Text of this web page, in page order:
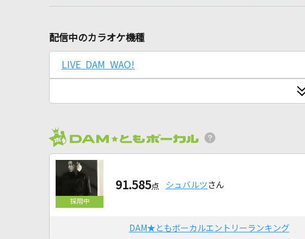
配信中のカラオケ機種
LIVE DAM WAO!
91.585点 シュバルツ さん
DAM★ともボーカルエントリーランキング